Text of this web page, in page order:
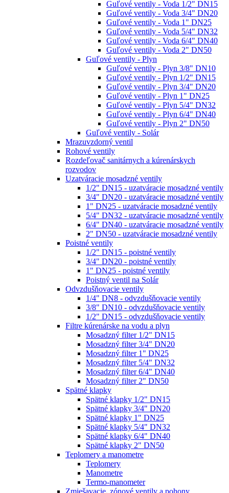
Guľové ventily - Voda 1/2" DN15
Guľové ventily - Voda 3/4" DN20
Guľové ventily - Voda 1" DN25
Guľové ventily - Voda 5/4" DN32
Guľové ventily - Voda 6/4" DN40
Guľové ventily - Voda 2" DN50
Guľové ventily - Plyn
Guľové ventily - Plyn 3/8" DN10
Guľové ventily - Plyn 1/2" DN15
Guľové ventily - Plyn 3/4" DN20
Guľové ventily - Plyn 1" DN25
Guľové ventily - Plyn 5/4" DN32
Guľové ventily - Plyn 6/4" DN40
Guľové ventily - Plyn 2" DN50
Guľové ventily - Solár
Mrazuvzdorný ventil
Rohové ventily
Rozdeľovač sanitárnych a kúrenárskych
rozvodov
Uzatváracie mosadzné ventily
1/2" DN15 - uzatváracie mosadzné ventily
3/4" DN20 - uzatváracie mosadzné ventily
1" DN25 - uzatváracie mosadzné ventily
5/4" DN32 - uzatváracie mosadzné ventily
6/4" DN40 - uzatváracie mosadzné ventily
2" DN50 - uzatváracie mosadzné ventily
Poistné ventily
1/2" DN15 - poistné ventily
3/4" DN20 - poistné ventily
1" DN25 - poistné ventily
Poistný ventil na Solár
Odvzdušňovacie ventily
1/4" DN8 - odvzdušňovacie ventily
3/8" DN10 - odvzdušňovacie ventily
1/2" DN15 - odvzdušňovacie ventily
Filtre kúrenárske na vodu a plyn
Mosadzný filter 1/2" DN15
Mosadzný filter 3/4" DN20
Mosadzný filter 1" DN25
Mosadzný filter 5/4" DN32
Mosadzný filter 6/4" DN40
Mosadzný filter 2" DN50
Spätné klapky
Spätné klapky 1/2" DN15
Spätné klapky 3/4" DN20
Spätné klapky 1" DN25
Spätné klapky 5/4" DN32
Spätné klapky 6/4" DN40
Spätné klapky 2" DN50
Teplomery a manometre
Teplomery
Manometre
Termo-manometer
Zmiešavacie, zónové ventily a pohony